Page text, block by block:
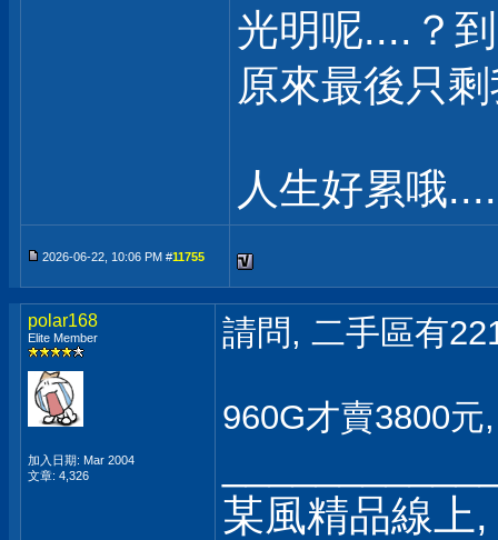
光明呢....？
原來最後只
人生好累哦
2026-06-22, 10:06 PM #11755
polar168
Elite Member
加入日期: Mar 2004
文章: 4,326
請問, 二手區有
960G才賣3800
某風精品線上